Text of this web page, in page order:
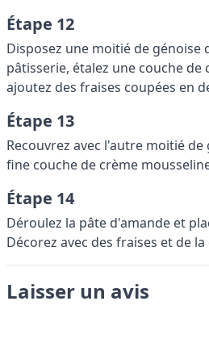
Étape 12
Disposez une moitié de génoise
pâtisserie, étalez une couche de
ajoutez des fraises coupées en
Étape 13
Recouvrez avec l'autre moitié
fine couche de crème
Étape 14
Déroulez la pâte d'amande et
Décorez avec des fraises et de
Laisser un avis